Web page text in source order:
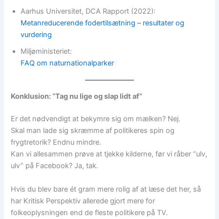
Aarhus Universitet, DCA Rapport (2022):
Metanreducerende fodertilsætning – resultater og
vurdering
Miljøministeriet:
FAQ om naturnationalparker
Konklusion: “Tag nu lige og slap lidt af”
Er det nødvendigt at bekymre sig om mælken? Nej.
Skal man lade sig skræmme af politikeres spin og
frygtretorik? Endnu mindre.
Kan vi allesammen prøve at tjekke kilderne, før vi råber “ulv,
ulv” på Facebook? Ja, tak.
Hvis du blev bare ét gram mere rolig af at læse det her, så
har Kritisk Perspektiv allerede gjort mere for
folkeoplysningen end de fleste politikere på TV.